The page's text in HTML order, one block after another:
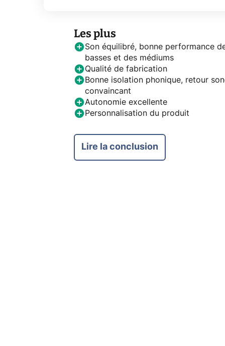
Les plus
Son équilibré, bonne performance
basses et des médiums
Qualité de fabrication
Bonne isolation phonique, retour
convaincant
Autonomie excellente
Personnalisation du produit
Lire la conclusion